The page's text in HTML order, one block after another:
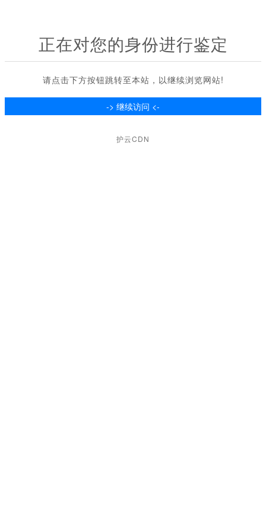
正在对您的身份进行鉴定
请点击下方按钮跳转至本站，以继续浏览网站!
护云CDN